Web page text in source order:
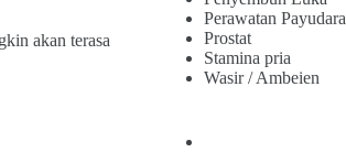
akan terasa
Perawatan Payudara
Prostat
Stamina pria
Wasir / Ambeien